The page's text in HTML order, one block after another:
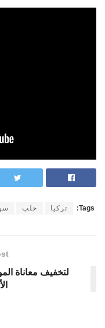
Tags: تركيا حلب
لتخفيف معاناة